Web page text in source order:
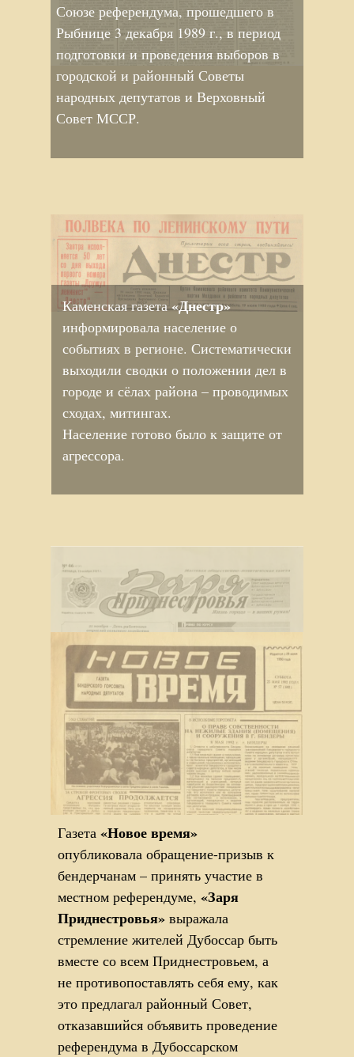
Каменская газета«Днестр»
информировала население о
событиях в регионе. Систематически
выходили сводки о положении дел в
городе и сёлах района – проводимых
сходах, митингах.
Население готово было к защите от
агрессора.
Союзе референдума, прошедшего в
Рыбнице 3 декабря 1989 г., в период
подготовки и проведения выборов в
городской и районный Советы
народных депутатов и Верховный
Совет МССР.
Газета «Новое время»
опубликовала обращение-призыв к
бендерчанам – принять участие в
местном референдуме, «Заря
Приднестровья» выражала
стремление жителей Дубоссар быть
вместе со всем Приднестровьем, а
не противопоставлять себя ему, как
это предлагал районный Совет,
отказавшийся объявить проведение
референдума в Дубоссарском